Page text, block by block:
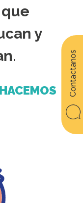
Contactanos
y